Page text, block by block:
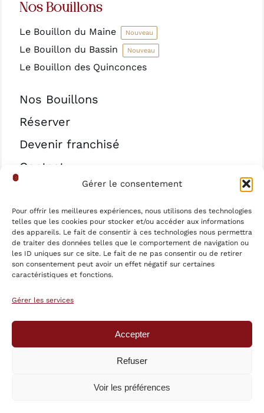
Gérer le consentement
Pour offrir les meilleures expériences, nous utilisons des technologies
telles que les cookies pour stocker et/ou accéder aux informations
des appareils. Le fait de consentir à ces technologies nous permettra
de traiter des données telles que le comportement de navigation ou
les ID uniques sur ce site. Le fait de ne pas consentir ou de retirer
son consentement peut avoir un effet négatif sur certaines
caractéristiques et fonctions.
Gérer les services
Accepter
Refuser
Voir les préférences
Nos Bouillons
Le Bouillon du Maine Nouveau
Le Bouillon du Bassin Nouveau
Le Bouillon des Quinconces
Nos Bouillons
Réserver
Devenir franchisé
Contact
Politique de confidentialité
Politique de cookies (UE)
Suivez-nous !
© 2026 - 2026 • LBF LES BOUILLONS FRANÇAIS